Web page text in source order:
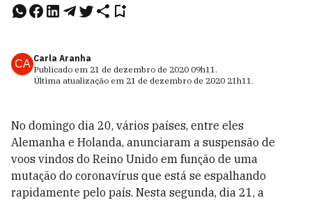
CA Carla Aranha
Publicado em 21 de dezembro de 2020 09h11.
Última atualização em 21 de dezembro de 2020 21h11.
No domingo dia 20, vários países, entre eles
Alemanha e Holanda, anunciaram a suspensão de
voos vindos do Reino Unido em função de uma
mutação do coronavírus que está se espalhando
rapidamente pelo país. Nesta segunda, dia 21, a